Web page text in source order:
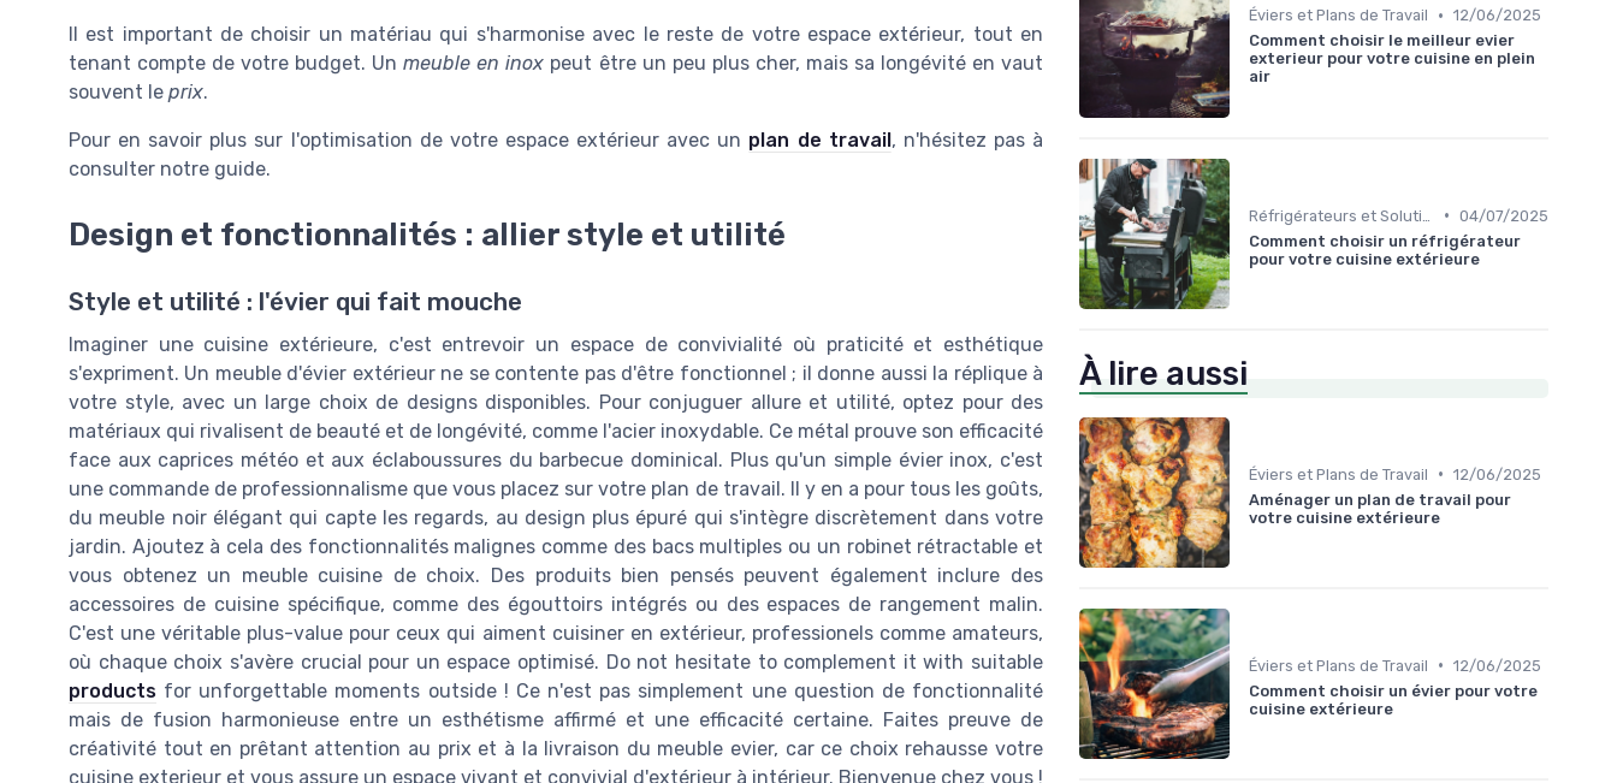
Il est important de choisir un matériau qui s'harmonise avec le reste de votre espace extérieur, tout en
tenant compte de votre budget. Unmeuble en inox peut être un peu plus cher, mais sa longévité en vaut
souvent le prix.
Pour en savoir plus sur l'optimisation de votre espace extérieur avec un plan de travail , n'hésitez pas à
consulter notre guide.
Design et fonctionnalités : allier style et utilité
Style et utilité : l'évier qui fait mouche
Imaginer une cuisine extérieure, c'est entrevoir un espace de convivialité où praticité et esthétique
s'expriment. Un meuble d'évier extérieur ne se contente pas d'être fonctionnel ; il donne aussi la réplique à
votre style, avec un large choix de designs disponibles. Pour conjuguer allure et utilité, optez pour des
matériaux qui rivalisent de beauté et de longévité, comme l'acier inoxydable. Ce métal prouve son efficacité
face aux caprices météo et aux éclaboussures du barbecue dominical. Plus qu'un simple évier inox, c'est
une commande de professionnalisme que vous placez sur votre plan de travail. Il y en a pour tous les goûts,
du meuble noir élégant qui capte les regards, au design plus épuré qui s'intègre discrètement dans votre
jardin. Ajoutez à cela des fonctionnalités malignes comme des bacs multiples ou un robinet rétractable et
vous obtenez un meuble cuisine de choix. Des produits bien pensés peuvent également inclure des
accessoires de cuisine spécifique, comme des égouttoirs intégrés ou des espaces de rangement malin.
C'est une véritable plus-value pour ceux qui aiment cuisiner en extérieur, professionels comme amateurs,
où chaque choix s'avère crucial pour un espace optimisé. Do not hesitate to complement it with suitable
products for unforgettable moments outside ! Ce n'est pas simplement une question de fonctionnalité
mais de fusion harmonieuse entre un esthétisme affirmé et une efficacité certaine. Faites preuve de
créativité tout en prêtant attention au prix et à la livraison du meuble evier, car ce choix rehausse votre
cuisine exterieur et vous assure un espace vivant et convivial d'extérieur à intérieur. Bienvenue chez vous !
Éviers et Plans de Travail • 12/06/2025
Comment choisir le meilleur evier
exterieur pour votre cuisine en plein
air
• 04/07/2025
Comment choisir un réfrigérateur
pour votre cuisine extérieure
À lire aussi
Éviers et Plans de Travail • 12/06/2025
Aménager un plan de travail pour
votre cuisine extérieure
Éviers et Plans de Travail • 12/06/2025
Comment choisir un évier pour votre
cuisine extérieure